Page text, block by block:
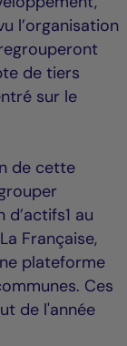
l’organisation
de tiers
sur le
de cette
au
Française,
plateforme
Ces
de l'année